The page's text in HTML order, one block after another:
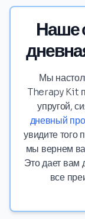
Наше
Мы
Therapy Kit
упругой,
дневный
увидите того
мы вернем
Это дает вам
все